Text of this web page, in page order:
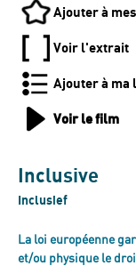
Ajouter à
Voir l'extrait
Ajouter à ma
Voir le film
Inclusive
Inclusief
La loi européenne
et/ou physique le